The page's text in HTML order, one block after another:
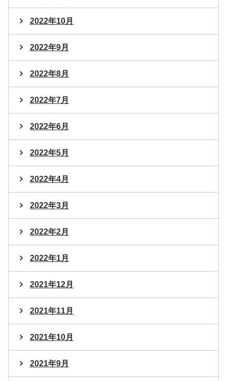
2022年10月
2022年9月
2022年8月
2022年7月
2022年6月
2022年5月
2022年4月
2022年3月
2022年2月
2022年1月
2021年12月
2021年11月
2021年10月
2021年9月